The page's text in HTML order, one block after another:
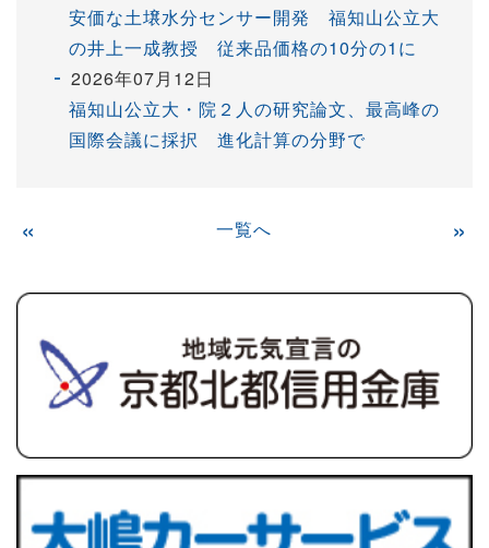
安価な土壌水分センサー開発 福知山公立大
の井上一成教授 従来品価格の10分の1に
2026年07月12日
福知山公立大・院２人の研究論文、最高峰の
国際会議に採択 進化計算の分野で
« 一覧へ